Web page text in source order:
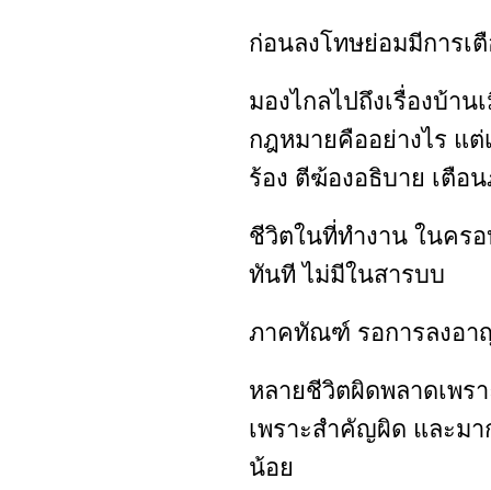
ก่อนลงโทษย่อมมีการเ
มองไกลไปถึงเรื่องบ้า
กฎหมายคืออย่างไร แต่
ร้อง ตีฆ้องอธิบาย เตือ
ชีวิตในที่ทำงาน ในคร
ทันที ไม่มีในสารบบ
ภาคทัณฑ์ รอการลงอา
หลายชีวิตผิดพลาดเพรา
เพราะสำคัญผิด และม
น้อย